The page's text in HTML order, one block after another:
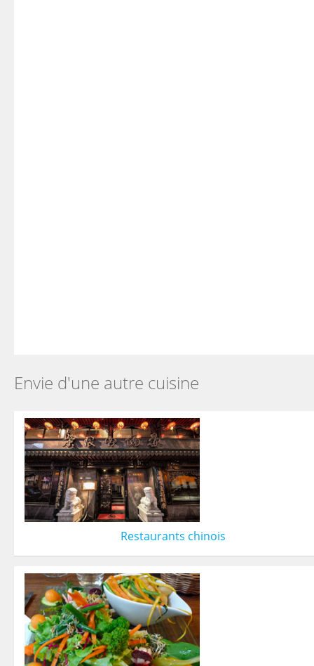
Envie d'une autre cuisine
Restaurants chinois